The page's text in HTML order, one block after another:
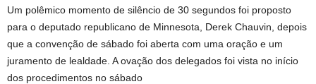
Um polêmico momento de silêncio de 30 segundos foi proposto
para o deputado republicano de Minnesota, Derek Chauvin, depois
que a convenção de sábado foi aberta com uma oração e um
juramento de lealdade. A ovação dos delegados foi vista no início
dos procedimentos no sábado